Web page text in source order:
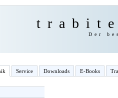
Der
Service Downloads E-Books